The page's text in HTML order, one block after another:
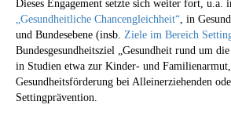
Dieses Engagement setzte sich weiter fort, u.a.
„Gesundheitliche Chancengleichheit“, in
und Bundesebene (insb. Ziele im Bereich
Bundesgesundheitsziel „Gesundheit rund um
in Studien etwa zur Kinder- und
Gesundheitsförderung bei Alleinerziehenden
Settingprävention.